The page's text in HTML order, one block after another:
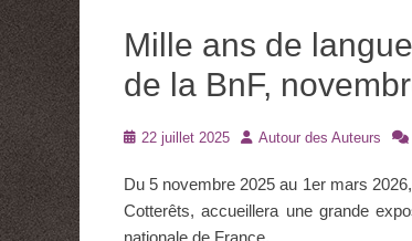
Mille ans de
de la BnF,
Posté22 juillet 2025 Auteur
Autour des Auteurs
Du 5 novembre 2025 au 1er mars
Cotterêts, accueillera une grande